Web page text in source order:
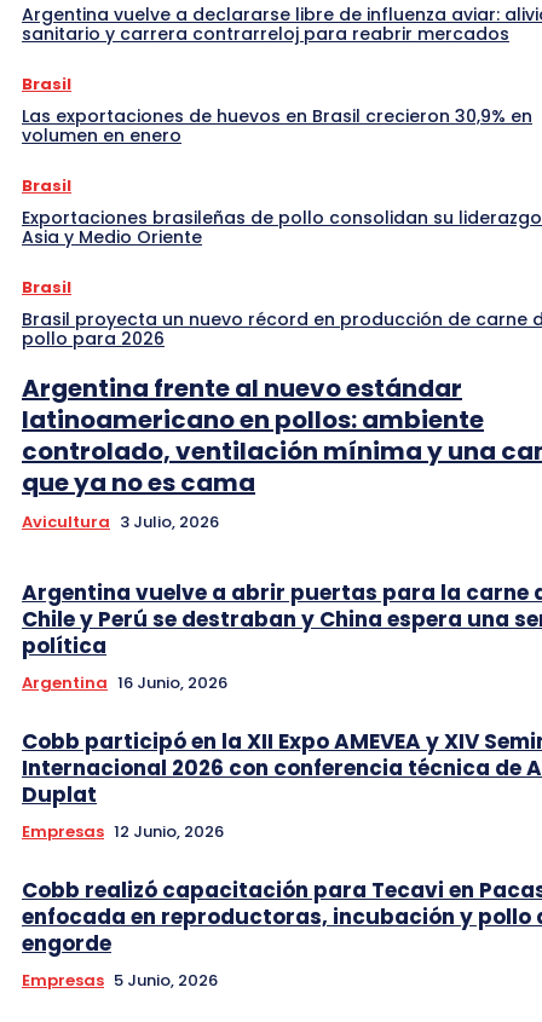
Argentina vuelve a declararse libre de influenza aviar:
sanitario y carrera contrarreloj para reabrir mercados
Brasil
Las exportaciones de huevos en Brasil crecieron 30,9% en
volumen en enero
Brasil
Exportaciones brasileñas de pollo consolidan su
Asia y Medio Oriente
Brasil
Brasil proyecta un nuevo récord en producción de carne
pollo para 2026
Argentina frente al nuevo estándar
latinoamericano en pollos: ambiente
controlado, ventilación mínima y una
que ya no es cama
Avicultura 3 Julio, 2026
Argentina vuelve a abrir puertas para la carne
Chile y Perú se destraban y China espera una
política
Argentina 16 Junio, 2026
Cobb participó en la XII Expo AMEVEA y XIV
Internacional 2026 con conferencia técnica de
Duplat
Empresas 12 Junio, 2026
Cobb realizó capacitación para Tecavi en
enfocada en reproductoras, incubación y pollo
engorde
Empresas 5 Junio, 2026